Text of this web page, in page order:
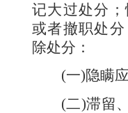
记大过处分
或者撤职处
除处分：
(一)隐瞒
(二)滞留